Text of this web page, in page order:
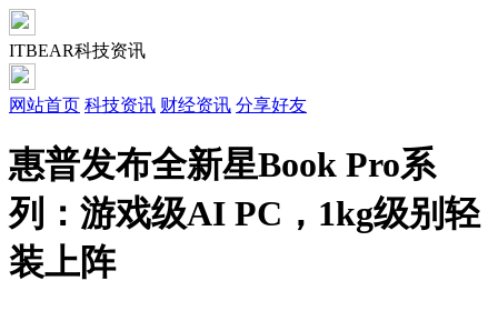
ITBEAR科技资讯
网站首页 科技资讯 财经资讯 分享好友
惠普发布全新星Book Pro系
列：游戏级AI PC，1kg级别轻
装上阵